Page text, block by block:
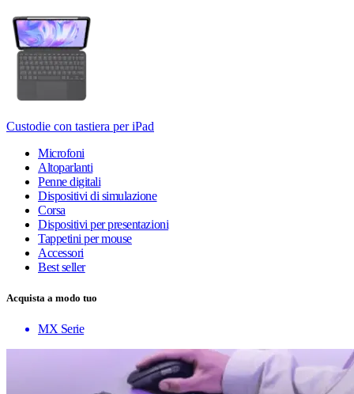
Custodie con tastiera per iPad
Microfoni
Altoparlanti
Penne digitali
Dispositivi di simulazione
Corsa
Dispositivi per presentazioni
Tappetini per mouse
Accessori
Best seller
Acquista a modo tuo
MX Serie